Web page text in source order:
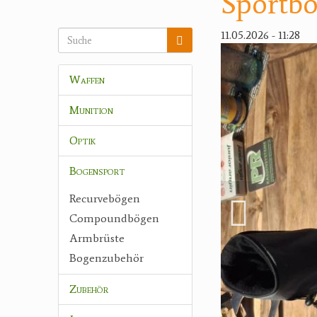
Waffen
Munition
Optik
Bogensport
Recurvebögen
Compoundbögen
Armbrüste
Bogenzubehör
Zubehör
11.05.2026 - 11:28